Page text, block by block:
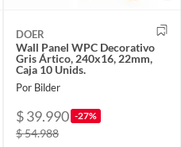
DOER
Wall Panel WPC Decorativo
Gris Ártico, 240x16, 22mm,
Caja 10 Unids.
Por Bilder
$ 39.990 -27%
$ 54.988